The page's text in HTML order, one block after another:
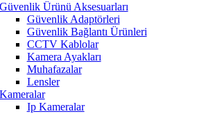
Güvenlik Ürünü Aksesuarları
Güvenlik Adaptörleri
Güvenlik Bağlantı Ürünleri
CCTV Kablolar
Kamera Ayakları
Muhafazalar
Lensler
Kameralar
Ip Kameralar